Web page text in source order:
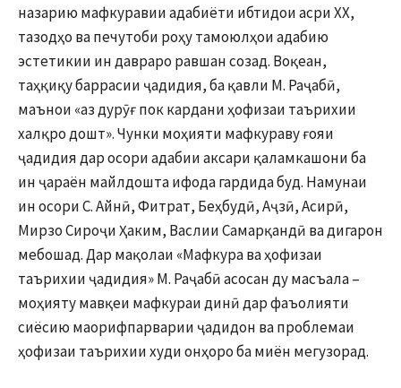
назарию мафкуравии адабиёти ибтидои асри XX,
тазодҳо ва печутоби роҳу тамоюлҳои адабию
эстетикии ин давраро равшан созад. Воқеан,
таҳқиқу баррасии ҷадидия, ба қавли М. Раҷабӣ,
маънои «аз дурӯғ пок кардани ҳофизаи таърихии
халқро дошт». Чунки моҳияти мафкураву ғояи
ҷадидия дар осори адабии аксари қаламкашони ба
ин ҷараён майлдошта ифода гардида буд. Намунаи
ин осори С. Айнӣ, Фитрат, Беҳбудӣ, Аҷзӣ, Асирӣ,
Мирзо Сироҷи Ҳаким, Васлии Самарқандӣ ва дигарон
мебошад. Дар мақолаи «Мафкура ва ҳофизаи
таърихии ҷадидия» М. Раҷабӣ асосан ду масъала –
моҳияту мавқеи мафкураи динӣ дар фаъолияти
сиёсию маорифпарварии ҷадидон ва проблемаи
ҳофизаи таърихии худи онҳоро ба миён мегузорад.